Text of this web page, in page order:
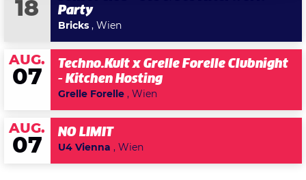
18
Party
Bricks , Wien
AUG.
07
Techno.Kult x Grelle Forelle Clubnight
- Kitchen Hosting
Grelle Forelle , Wien
AUG.
07
NO LIMIT
U4 Vienna , Wien